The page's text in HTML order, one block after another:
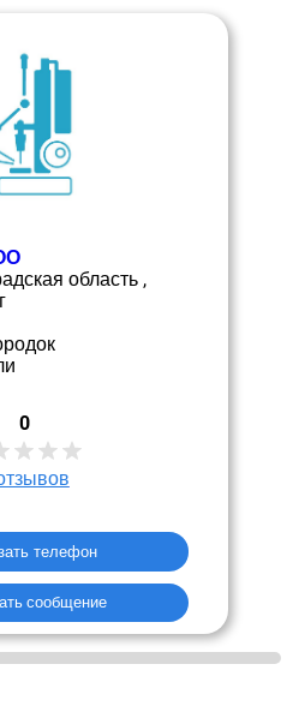
область ,
0
Показать телефон
сообщение